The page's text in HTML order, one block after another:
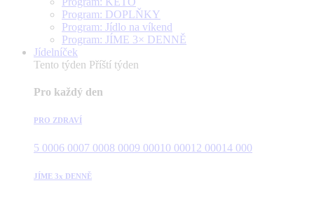
Program: DOPLŇKY
Program: Jídlo na víkend
Program: JÍME 3× DENNĚ
Jídelníček
Tento týden Příští týden
Pro každý den
PRO ZDRAVÍ
5 0006 0007 0008 0009 00010 00012 00014 000
JÍME 3x DENNĚ